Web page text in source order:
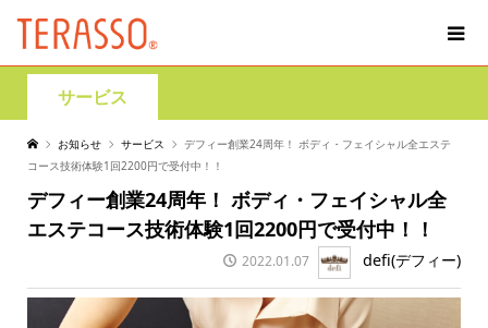
サービス
お知らせ サービス
デフィー創業24周年！ ボディ・フェイシャル全エステ
コース技術体験1回2200円で受付中！！
デフィー創業24周年！ ボディ・フェイシャル全
エステコース技術体験1回2200円で受付中！！
2022.01.07 defi(デフィー)